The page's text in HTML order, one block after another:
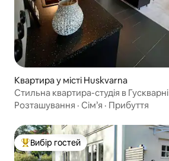
Квартира у місті Huskvarna
Стильна квартира-студія в Гускварні
Розташування · Сім’я · Прибуття
Топ вибір гостей
Вибір гостей